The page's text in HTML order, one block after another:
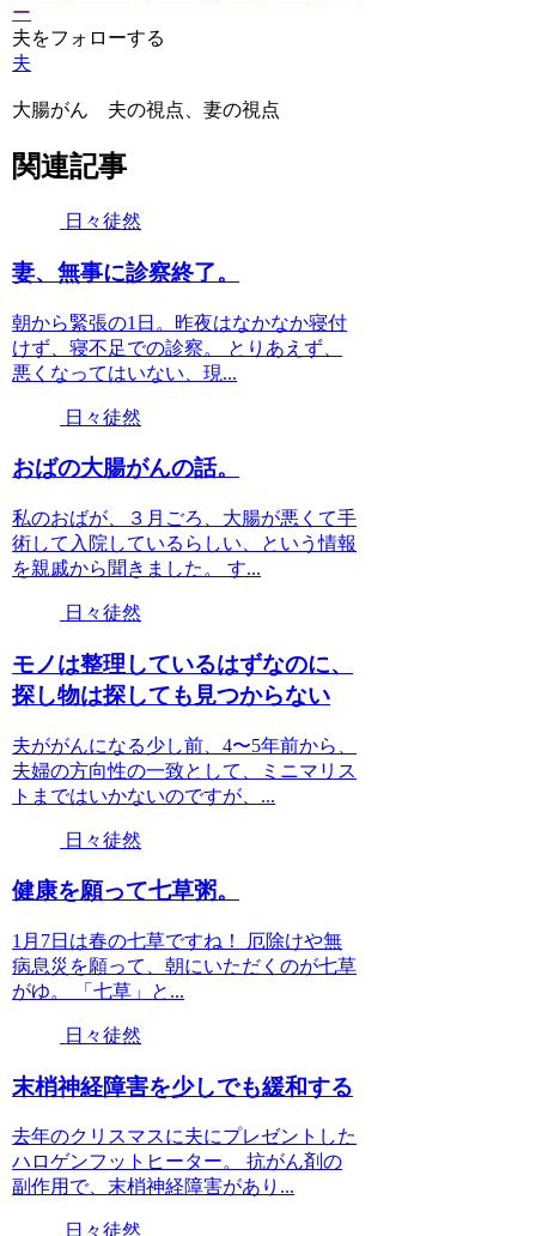
ー
夫をフォローする
夫
大腸がん 夫の視点、妻の視点
関連記事
日々徒然
妻、無事に診察終了。
朝から緊張の1日。昨夜はなかなか寝付
けず、寝不足での診察。 とりあえず、
悪くなってはいない、現...
日々徒然
おばの大腸がんの話。
私のおばが、３月ごろ、大腸が悪くて手
術して入院しているらしい、という情報
を親戚から聞きました。 す...
日々徒然
モノは整理しているはずなのに、
探し物は探しても見つからない
夫ががんになる少し前、4〜5年前から、
夫婦の方向性の一致として、ミニマリス
トまではいかないのですが、...
日々徒然
健康を願って七草粥。
1月7日は春の七草ですね！ 厄除けや無
病息災を願って、朝にいただくのが七草
がゆ。 「七草」と...
日々徒然
末梢神経障害を少しでも緩和する
去年のクリスマスに夫にプレゼントした
ハロゲンフットヒーター。 抗がん剤の
副作用で、末梢神経障害があり...
日々徒然